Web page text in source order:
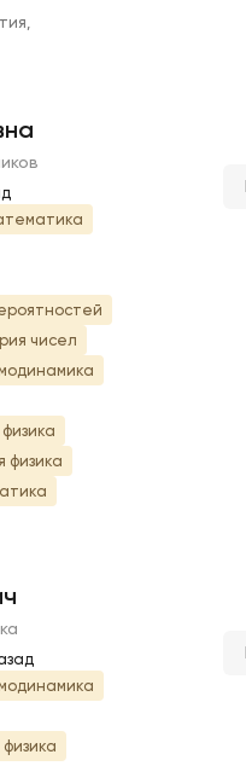
чисел
физика